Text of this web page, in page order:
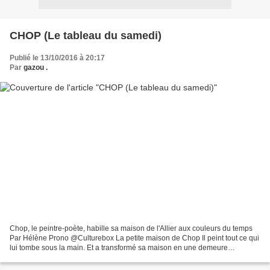
CHOP (Le tableau du samedi)
Publié le 13/10/2016 à 20:17
Par gazou .
Chop, le peintre-poète, habille sa maison de l'Allier aux couleurs du temps
Par Hélène Prono @Culturebox La petite maison de Chop Il peint tout ce qui
lui tombe sous la main. Et a transformé sa maison en une demeure